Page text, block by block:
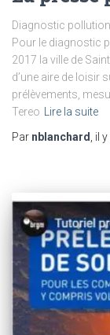
Diagnostic
Pour le diagnostic
2017 la ville de
d’une aire de loisir
prélèvements,
​Tereo
Lire la suite
Par nblanchard , il